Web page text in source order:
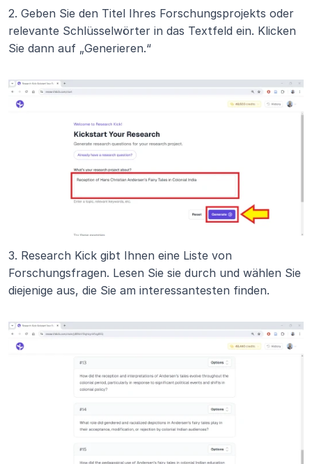
2. Geben Sie den Titel Ihres Forschungsprojekts oder
relevante Schlüsselwörter in das Textfeld ein. Klicken
Sie dann auf „Generieren.“
3. Research Kick gibt Ihnen eine Liste von
Forschungsfragen. Lesen Sie sie durch und wählen Sie
diejenige aus, die Sie am interessantesten finden.